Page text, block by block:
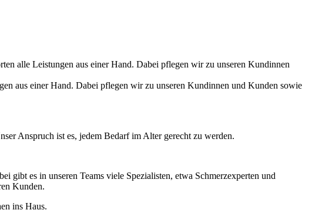
aus einer Hand. Dabei pflegen wir zu unseren Kundinnen und Kunden sowie
Anspruch ist es, jedem Bedarf im Alter gerecht zu werden.
gibt es in unseren Teams viele Spezialisten, etwa Schmerzexperten und
Kunden.
ins Haus.